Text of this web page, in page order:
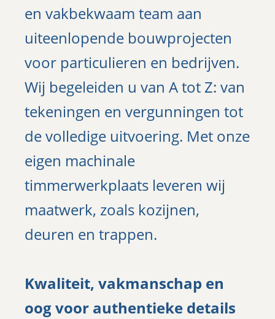
en vakbekwaam team aan
uiteenlopende bouwprojecten
voor particulieren en bedrijven.
Wij begeleiden u van A tot Z: van
tekeningen en vergunningen tot
de volledige uitvoering. Met onze
eigen machinale
timmerwerkplaats leveren wij
maatwerk, zoals kozijnen,
deuren en trappen.
Kwaliteit, vakmanschap en
oog voor authentieke details